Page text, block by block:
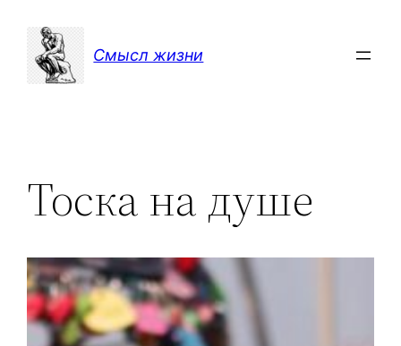
содержимому
Смысл жизни
Тоска на душе